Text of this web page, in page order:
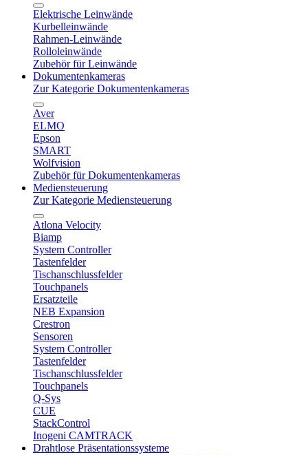
Elektrische Leinwände
Kurbelleinwände
Rahmen-Leinwände
Rolloleinwände
Zubehör für Leinwände
Dokumentenkameras
Zur Kategorie Dokumentenkameras
Aver
ELMO
Epson
SMART
Wolfvision
Zubehör für Dokumentenkameras
Mediensteuerung
Zur Kategorie Mediensteuerung
Atlona Velocity
Biamp
System Controller
Tastenfelder
Tischanschlussfelder
Touchpanels
Ersatzteile
NEB Expansion
Crestron
Sensoren
System Controller
Tastenfelder
Tischanschlussfelder
Touchpanels
Q-Sys
CUE
StackControl
Inogeni CAMTRACK
Drahtlose Präsentationssysteme